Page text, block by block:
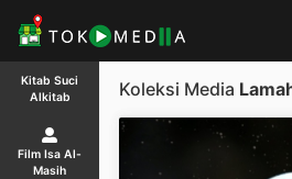
Kitab Suci
Alkitab
Film Isa Al-
Masih
Koleksi Media